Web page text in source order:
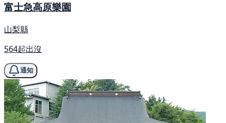
富士急高原樂園
山梨縣
564起出沒
通知